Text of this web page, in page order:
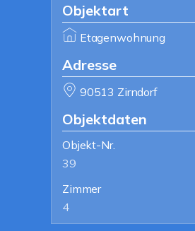
Objektart
Etagenwohnung
Adresse
90513 Zirndorf
Objektdaten
Objekt-Nr.
39
Zimmer
4